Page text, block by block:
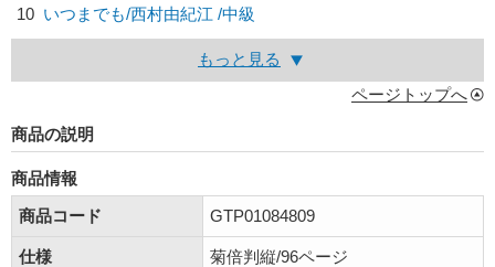
10 いつまでも/西村由紀江 /中級
もっと見る
ページトップへ
商品の説明
商品情報
商品コード
GTP01084809
仕様 菊倍判縦/96ページ